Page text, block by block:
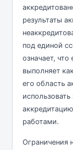
результаты
под единой
означает,
выполняет
его область
работами.
Ограничения